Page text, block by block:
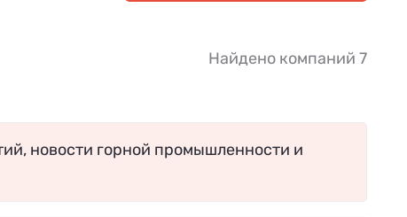
Найдено компаний 7
новости горной промышленности и